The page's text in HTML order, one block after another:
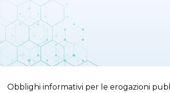
sei
qui
Obblighi informativi per le erogazioni